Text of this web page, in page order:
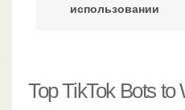
использовании
Top TikTok Bots